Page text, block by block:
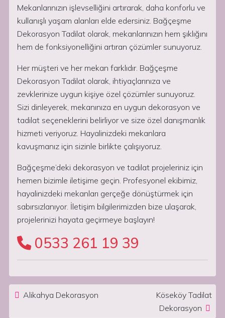
Mekanlarınızın işlevselliğini artırarak, daha konforlu ve
kullanışlı yaşam alanları elde edersiniz. Bağçeşme
Dekorasyon Tadilat olarak, mekanlarınızın hem şıklığını
hem de fonksiyonelliğini artıran çözümler sunuyoruz.
Her müşteri ve her mekan farklıdır. Bağçeşme
Dekorasyon Tadilat olarak, ihtiyaçlarınıza ve
zevklerinize uygun kişiye özel çözümler sunuyoruz.
Sizi dinleyerek, mekanınıza en uygun dekorasyon ve
tadilat seçeneklerini belirliyor ve size özel danışmanlık
hizmeti veriyoruz. Hayalinizdeki mekanlara
kavuşmanız için sizinle birlikte çalışıyoruz.
Bağçeşme’deki dekorasyon ve tadilat projeleriniz için
hemen bizimle iletişime geçin. Profesyonel ekibimiz,
hayalinizdeki mekanları gerçeğe dönüştürmek için
sabırsızlanıyor. İletişim bilgilerimizden bize ulaşarak,
projelerinizi hayata geçirmeye başlayın!
0533 261 19 39
Post navigation
Alikahya Dekorasyon
Köseköy Tadilat
Dekorasyon